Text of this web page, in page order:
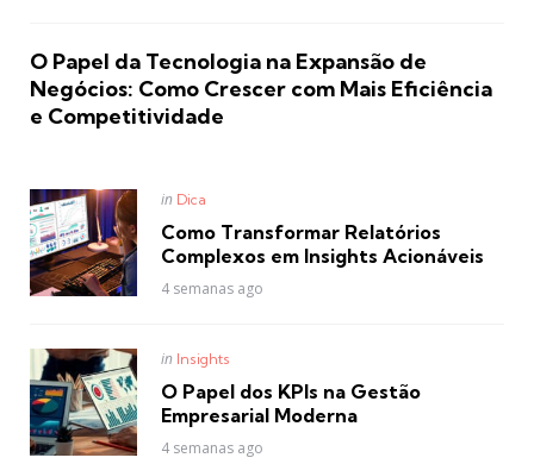
O Papel da Tecnologia na Expansão de
Negócios: Como Crescer com Mais Eficiência
e Competitividade
Posted
in Dica
Como Transformar Relatórios
Complexos em Insights Acionáveis
4 semanas ago
Posted
in Insights
O Papel dos KPIs na Gestão
Empresarial Moderna
4 semanas ago